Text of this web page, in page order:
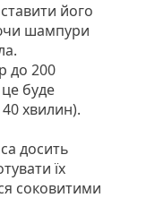
його
шампури
до 200
буде
40 хвилин).
досить
їх
соковитими